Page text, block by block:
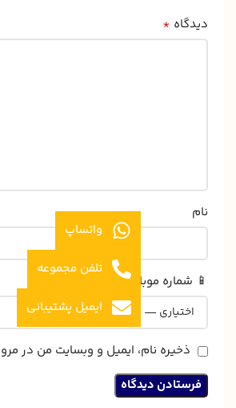
دیدگاه *
نام
📱 شماره موبایل
ذخیره نام، ایمیل و وبسایت من در
واتساپ
تلفن مجموعه
ایمیل پشتیبانی